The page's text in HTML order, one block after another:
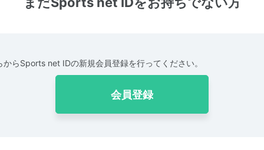
からSports net IDの新規会員登録を行ってください。
会員登録